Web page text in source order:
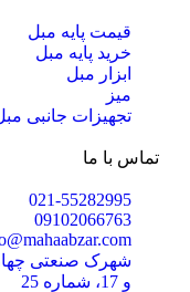
قیمت پایه مبل
خرید پایه مبل
ابزار مبل
میز
تجهیزات جانبی
تماس با ما
021-55282995
09102066763
و 17، شماره 25